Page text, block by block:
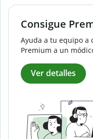
Consigue
Ayuda a tu equipo a
Premium a un
Ver detalles